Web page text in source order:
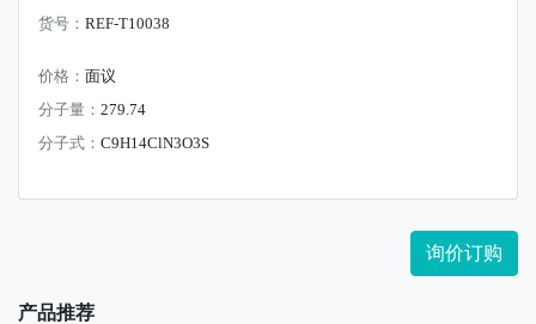
货号： REF-T10038
价格： 面议
分子量： 279.74
分子式： C9H14ClN3O3S
询价订购
产品推荐